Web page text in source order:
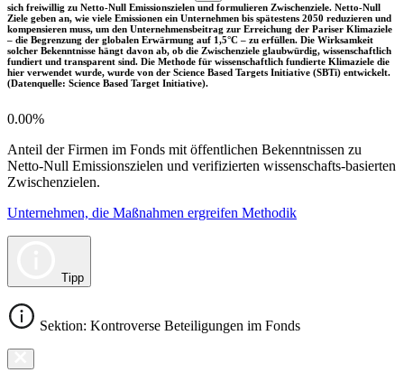
sich freiwillig zu Netto-Null Emissionszielen und formulieren Zwischenziele. Netto-Null
Ziele geben an, wie viele Emissionen ein Unternehmen bis spätestens 2050 reduzieren und
kompensieren muss, um den Unternehmensbeitrag zur Erreichung der Pariser Klimaziele
– die Begrenzung der globalen Erwärmung auf 1,5°C – zu erfüllen. Die Wirksamkeit
solcher Bekenntnisse hängt davon ab, ob die Zwischenziele glaubwürdig, wissenschaftlich
fundiert und transparent sind. Die Methode für wissenschaftlich fundierte Klimaziele die
hier verwendet wurde, wurde von der Science Based Targets Initiative (SBTi) entwickelt.
(Datenquelle: Science Based Target Initiative).
0.00%
Anteil der Firmen im Fonds mit öffentlichen Bekenntnissen zu
Netto-Null Emissionszielen und verifizierten wissenschafts-basierten
Zwischenzielen.
Unternehmen, die Maßnahmen ergreifen Methodik
Tipp
Sektion: Kontroverse Beteiligungen im Fonds